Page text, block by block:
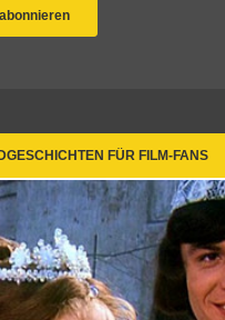
FÜR FILM-FANS